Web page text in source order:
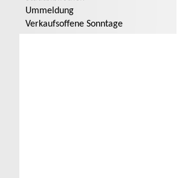
Ummeldung
Verkaufsoffene Sonntage